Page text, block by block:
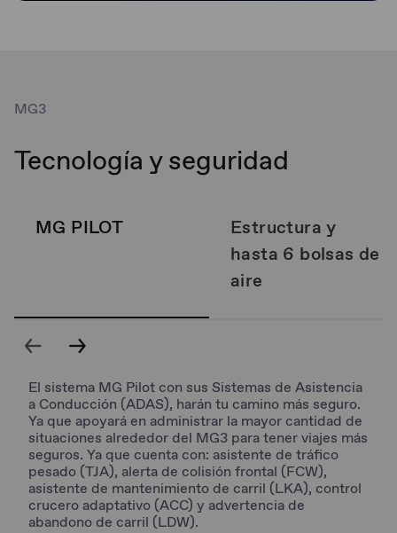
MG3
Tecnología y seguridad
MG PILOT
Estructura y
hasta 6 bolsas de
aire
El sistema MG Pilot con sus Sistemas de Asistencia
a Conducción (ADAS), harán tu camino más seguro.
Ya que apoyará en administrar la mayor cantidad de
situaciones alrededor del MG3 para tener viajes más
seguros. Ya que cuenta con: asistente de tráfico
pesado (TJA), alerta de colisión frontal (FCW),
asistente de mantenimiento de carril (LKA), control
crucero adaptativo (ACC) y advertencia de
abandono de carril (LDW).